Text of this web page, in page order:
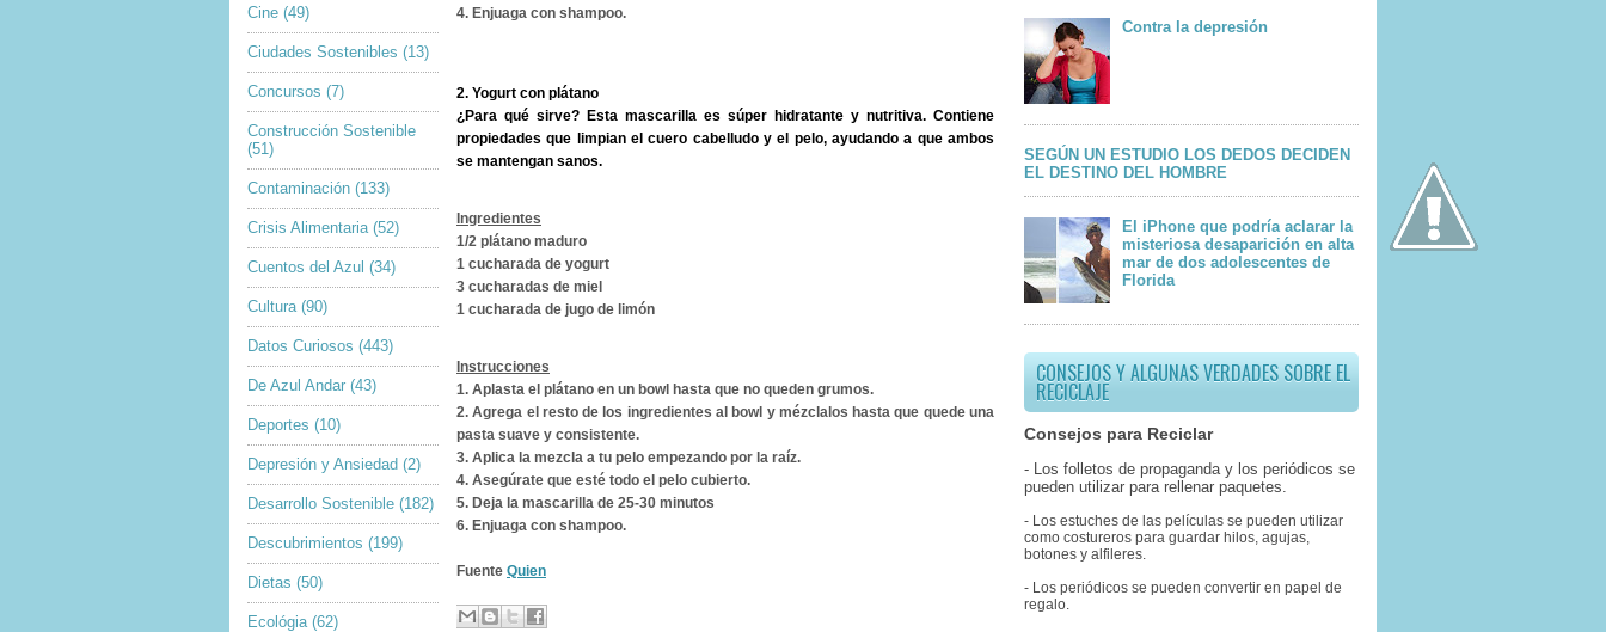
Cine (49)
Ciudades Sostenibles (13)
Concursos (7)
Construcción Sostenible
(51)
Contaminación (133)
Crisis Alimentaria (52)
Cuentos del Azul (34)
Cultura (90)
Datos Curiosos (443)
De Azul Andar (43)
Deportes (10)
Depresión y Ansiedad (2)
Desarrollo Sostenible (182)
Descubrimientos (199)
Dietas (50)
Ecológia (62)
4. Enjuaga con shampoo.
2. Yogurt con plátano
¿Para qué sirve? Esta mascarilla es súper hidratante y nutritiva. Contiene
propiedades que limpian el cuero cabelludo y el pelo, ayudando a que ambos
se mantengan sanos.
Ingredientes
1/2 plátano maduro
1 cucharada de yogurt
3 cucharadas de miel
1 cucharada de jugo de limón
Instrucciones
1. Aplasta el plátano en un bowl hasta que no queden grumos.
2. Agrega el resto de los ingredientes al bowl y mézclalos hasta que quede una
pasta suave y consistente.
3. Aplica la mezcla a tu pelo empezando por la raíz.
4. Asegúrate que esté todo el pelo cubierto.
5. Deja la mascarilla de 25-30 minutos
6. Enjuaga con shampoo.
Fuente Quien
Contra la depresión
SEGÚN UN ESTUDIO LOS DEDOS DECIDEN
EL DESTINO DEL HOMBRE
El iPhone que podría aclarar la
misteriosa desaparición en alta
mar de dos adolescentes de
Florida
CONSEJOS Y ALGUNAS VERDADES SOBRE EL
RECICLAJE
Consejos para Reciclar
- Los folletos de propaganda y los periódicos se
pueden utilizar para rellenar paquetes.
- Los estuches de las películas se pueden utilizar
como costureros para guardar hilos, agujas,
botones y alfileres.
- Los periódicos se pueden convertir en papel de
regalo.